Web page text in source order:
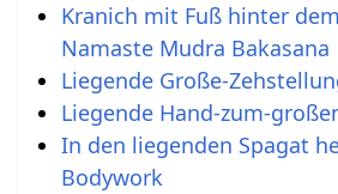
Kranich mit Fuß hinter
Namaste Mudra Bakasana
Liegende Große-
Liegende Hand-zum-
In den liegenden Spagat
Bodywork